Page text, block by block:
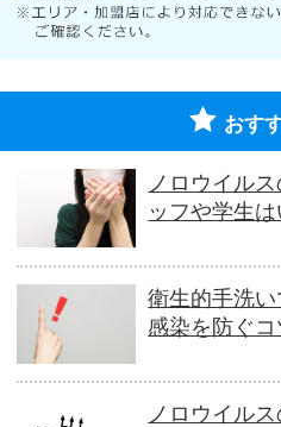
おす
ノロウイル
ッフや学生は
衛生的手洗い
感染を防ぐコ
ノロウイル